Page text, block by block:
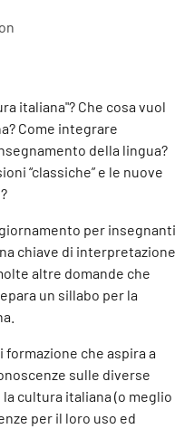
italiana"? Che cosa vuol
Come integrare
della lingua?
“classiche” e le nuove
per insegnanti
chiave di interpretazione
altre domande che
un sillabo per la
che aspira a
sulle diverse
cultura italiana (o meglio
per il loro uso ed